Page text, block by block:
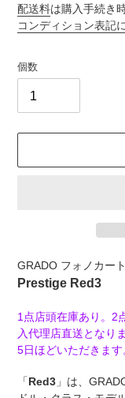
価
格
配送料は購入手続き
コンディション表記
個数
カ
ー
に
商
品
追
加
GRADO フォノカー
Prestige Red3
1点店頭在庫あり。2
入代理店直送となり
5日ほどいただきます
「Red3 」は、